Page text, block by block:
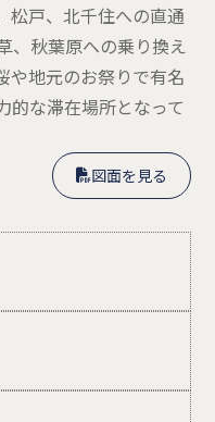
松戸、北千住への直通
、秋葉原への乗り換え
や地元のお祭りで有名
的な滞在場所となって
図面を見る
図面を見る